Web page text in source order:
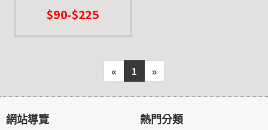
比 有馬加奈 黑川茜 小茜
$90-$225
« 1 »
網站導覽 熱門分類